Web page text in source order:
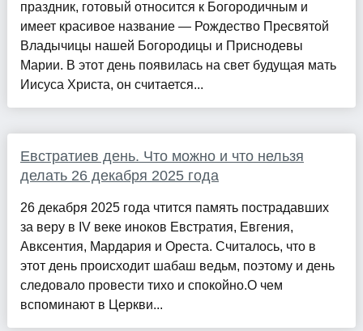
праздник, готовый относится к Богородичным и
имеет красивое название — Рождество Пресвятой
Владычицы нашей Богородицы и Приснодевы
Марии. В этот день появилась на свет будущая мать
Иисуса Христа, он считается...
Евстратиев день. Что можно и что нельзя
делать 26 декабря 2025 года
26 декабря 2025 года чтится память пострадавших
за веру в IV веке иноков Евстратия, Евгения,
Авксентия, Мардария и Ореста. Считалось, что в
этот день происходит шабаш ведьм, поэтому и день
следовало провести тихо и спокойно.О чем
вспоминают в Церкви...